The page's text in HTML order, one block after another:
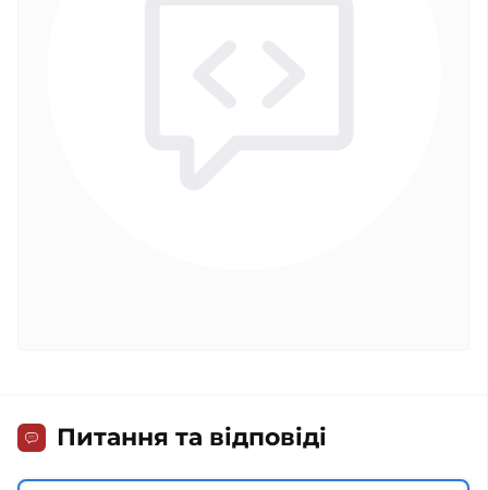
Питання та відповіді